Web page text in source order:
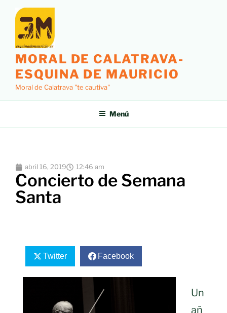
MORAL DE CALATRAVA-
ESQUINA DE MAURICIO
Moral de Calatrava "te cautiva"
Menú
abril 16, 2019 12:46 am
Concierto de Semana
Santa
Twitter Facebook
Un
añ